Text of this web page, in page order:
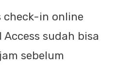
check-in online
Access sudah bisa
sebelum